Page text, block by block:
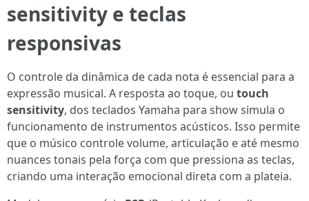
sensitivity e teclas
responsivas
O controle da dinâmica de cada nota é essencial para a
expressão musical. A resposta ao toque, ou touch
sensitivity, dos teclados Yamaha para show simula o
funcionamento de instrumentos acústicos. Isso permite
que o músico controle volume, articulação e até mesmo
nuances tonais pela força com que pressiona as teclas,
criando uma interação emocional direta com a plateia.